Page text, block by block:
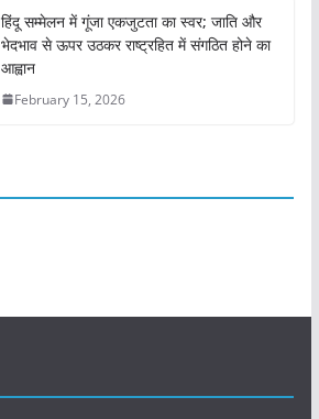
हिंदू सम्मेलन में गूंजा एकजुटता का स्वर; जाति और
भेदभाव से ऊपर उठकर राष्ट्रहित में संगठित होने का
आह्वान
February 15, 2026